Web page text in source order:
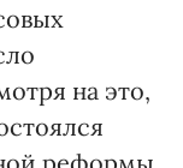
на это,